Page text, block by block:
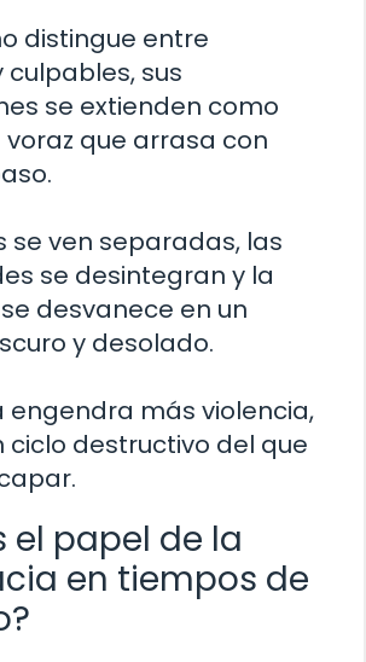
distingue entre
culpables, sus
se extienden como
que arrasa con
se ven separadas, las
se desintegran y la
desvanece en un
y desolado.
engendra más violencia,
ciclo destructivo del que
el papel de la
en tiempos de